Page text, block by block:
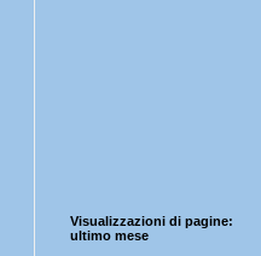
Visualizzazioni di pagine:
ultimo mese